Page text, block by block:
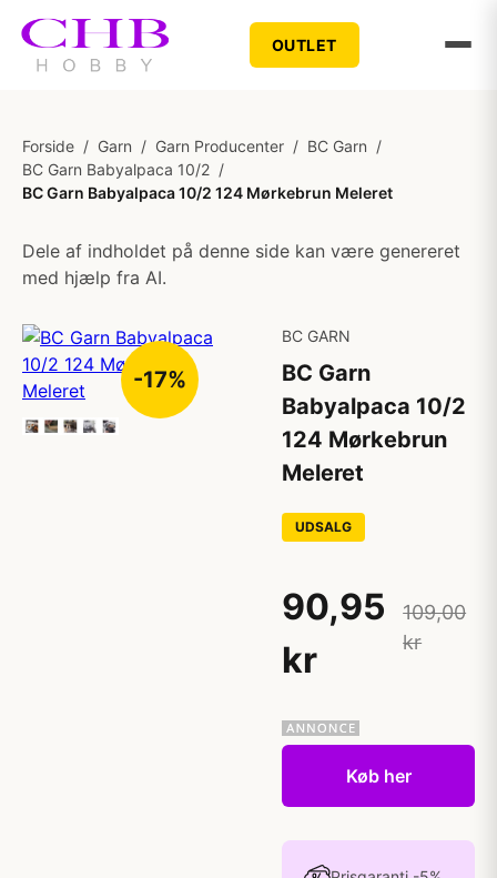
OUTLET
Forside / Garn / Garn Producenter / BC Garn /
BC Garn Babyalpaca 10/2 /
BC Garn Babyalpaca 10/2 124 Mørkebrun Meleret
Dele af indholdet på denne side kan være genereret
med hjælp fra AI.
-17%
BC GARN
BC Garn
Babyalpaca 10/2
124 Mørkebrun
Meleret
UDSALG
90,95
kr
109,00
kr
Køb her